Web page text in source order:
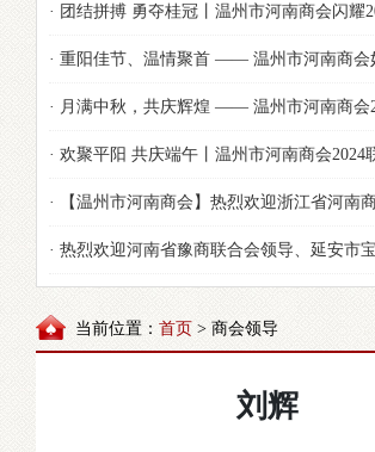
落幕
· 团结拼搏 勇夺桂冠丨温州市河南商会闪耀
家节运动会！
· 重阳佳节、温情聚首 —— 温州市河南商会
塘公园茶话会及露营烧烤活动纪实
· 月满中秋，共庆辉煌 —— 温州市河南商会
秋双节活动精彩纷呈
· 欢聚平阳 共庆端午丨温州市河南商会2024
功！
· 【温州市河南商会】热烈欢迎浙江省河南
导！
· 热烈欢迎河南省豫商联合会领导、延安市
当前位置： 首页 > 商会领导
刘辉